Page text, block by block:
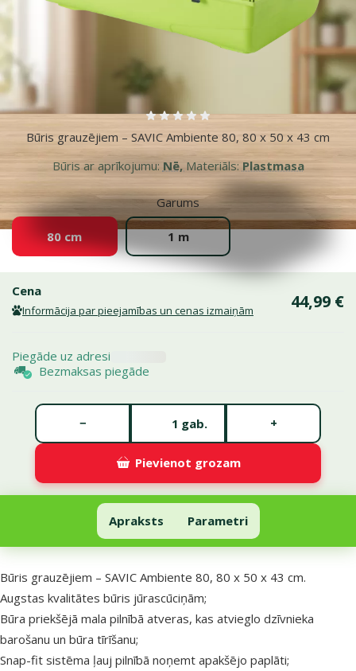
Būris grauzējiem – SAVIC Ambiente 80, 80 x 50 x 43 cm
Atsauksmes 0%
Būris ar aprīkojumu: Nē, Materiāls:Plastmasa
Garums
80 cm 1 m
Cena
Informācija par pieejamības un cenas izmaiņām 44,99 €
Piegāde uz adresi
Bezmaksas piegāde
gab.
− +
Pievienot grozam
Vairāk fotogrāfiju
Būris grauzējiem – SAVIC Ambiente 80, 80 x 50 x 43 cm
Apraksts Parametri
Uz lapas sākumu
superzoo.product.detail.content
Būris grauzējiem – SAVIC Ambiente 80, 80 x 50 x 43 cm.
Augstas kvalitātes būris jūrascūciņām;
Būra priekšējā mala pilnībā atveras, kas atvieglo dzīvnieka
barošanu un būra tīrīšanu;
Snap-fit ​​sistēma ļauj pilnībā noņemt apakšējo paplāti;